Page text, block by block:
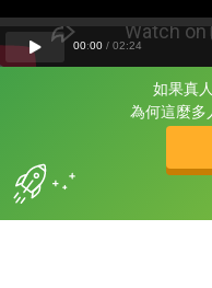
如果真
為何這麼多
00:00 / 02:24